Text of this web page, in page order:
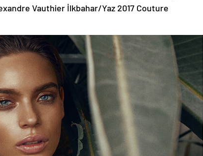
Vauthier İlkbahar/Yaz 2017 Couture